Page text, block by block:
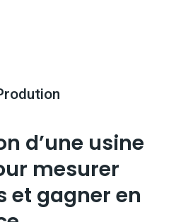
d’une usine
mesurer
et gagner en